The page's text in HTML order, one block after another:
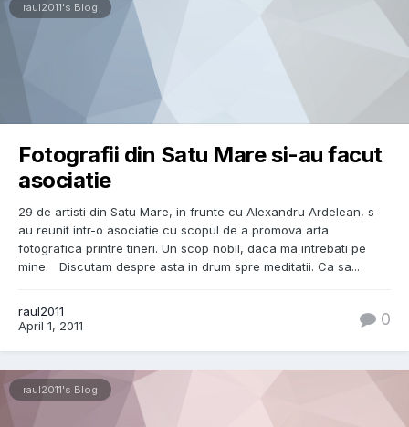
raul2011's Blog
Fotografii din Satu Mare si-au facut
asociatie
29 de artisti din Satu Mare, in frunte cu Alexandru Ardelean, s-
au reunit intr-o asociatie cu scopul de a promova arta
fotografica printre tineri. Un scop nobil, daca ma intrebati pe
mine. Discutam despre asta in drum spre meditatii. Ca sa...
raul2011
April 1, 2011
0
raul2011's Blog